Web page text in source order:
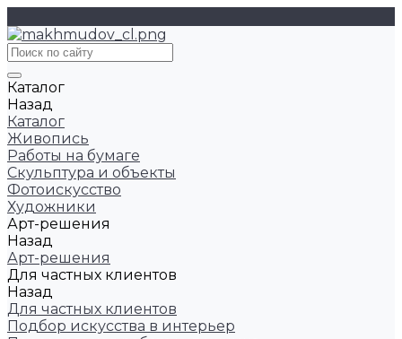
Каталог
Назад
Каталог
Живопись
Работы на бумаге
Скульптура и объекты
Фотоискусство
Художники
Арт-решения
Назад
Арт-решения
Для частных клиентов
Назад
Для частных клиентов
Подбор искусства в интерьер